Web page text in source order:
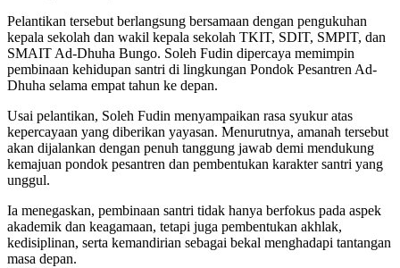
Pelantikan tersebut berlangsung bersamaan dengan pengukuhan
kepala sekolah dan wakil kepala sekolah TKIT, SDIT, SMPIT, dan
SMAIT Ad-Dhuha Bungo. Soleh Fudin dipercaya memimpin
pembinaan kehidupan santri di lingkungan Pondok Pesantren Ad-
Dhuha selama empat tahun ke depan.
Usai pelantikan, Soleh Fudin menyampaikan rasa syukur atas
kepercayaan yang diberikan yayasan. Menurutnya, amanah tersebut
akan dijalankan dengan penuh tanggung jawab demi mendukung
kemajuan pondok pesantren dan pembentukan karakter santri yang
unggul.
Ia menegaskan, pembinaan santri tidak hanya berfokus pada aspek
akademik dan keagamaan, tetapi juga pembentukan akhlak,
kedisiplinan, serta kemandirian sebagai bekal menghadapi tantangan
masa depan.